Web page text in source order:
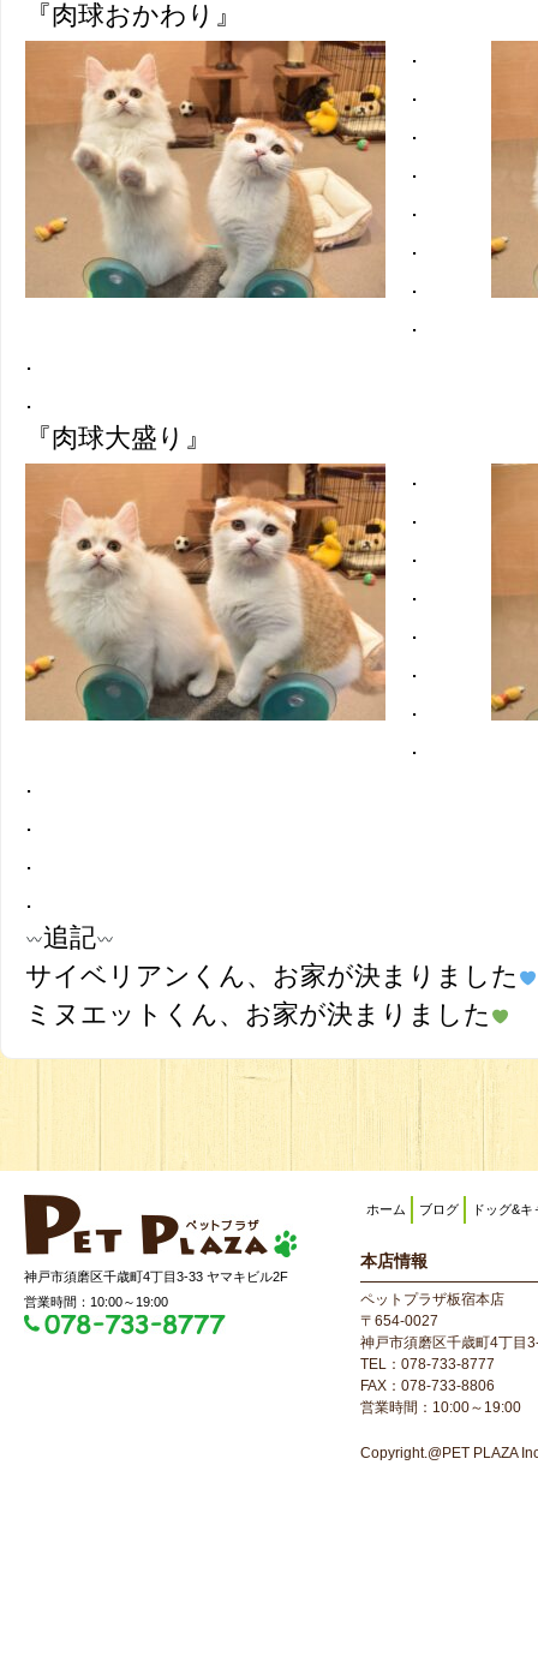
『肉球おかわり』
.
.
.
.
.
.
.
.
.
.
『肉球大盛り』
.
.
.
.
.
.
.
.
.
.
.
.
追記
サイベリアンくん、お家が決まりました
ミヌエットくん、お家が決まりました
神戸市須磨区千歳町4丁目3-33 ヤマキビル2F
営業時間：10:00～19:00
ホーム ブログ ドッグ&キ
本店情報
ペットプラザ板宿本店
〒654-0027
神戸市須磨区千歳町4丁目
TEL：078-733-8777
FAX：078-733-8806
営業時間：10:00～19:00
Copyright.@PET PLAZA